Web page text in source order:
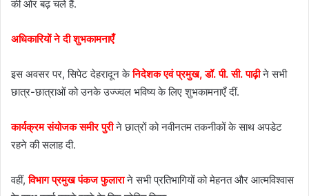
की ओर बढ़ चले हैं.
अधिकारियों ने दी शुभकामनाएँ
इस अवसर पर, सिपेट देहरादून केनिदेशक एवं प्रमुख, डॉ. पी. सी. पाढ़ीने सभी
छात्र-छात्राओं को उनके उज्ज्वल भविष्य के लिए शुभकामनाएँ दीं.
कार्यक्रम संयोजक समीर पुरी ने छात्रों को नवीनतम तकनीकों के साथ अपडेट
रहने की सलाह दी.
वहीं,विभाग प्रमुख पंकज फुलाराने सभी प्रतिभागियों को मेहनत और आत्मविश्वास